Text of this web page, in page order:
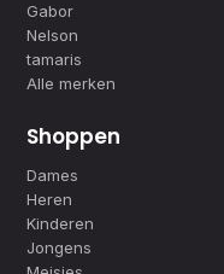
Gabor
Nelson
tamaris
Alle merken
Shoppen
Dames
Heren
Kinderen
Jongens